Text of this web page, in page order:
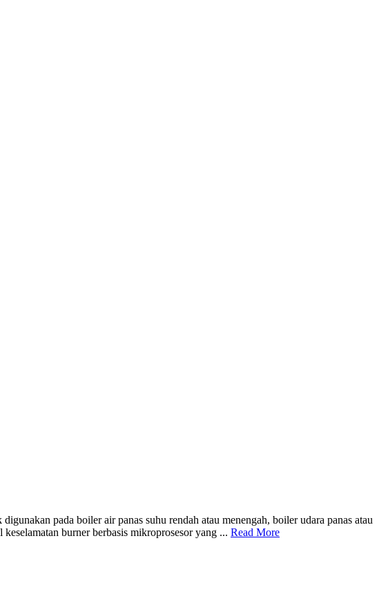
pada boiler air panas suhu rendah atau menengah, boiler udara panas atau
burner berbasis mikroprosesor yang ... Read More